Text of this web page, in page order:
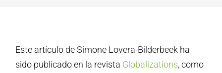
Este artículo de Simone Lovera-Bilderbeek ha
sido publicado en la revista Globalizations, como